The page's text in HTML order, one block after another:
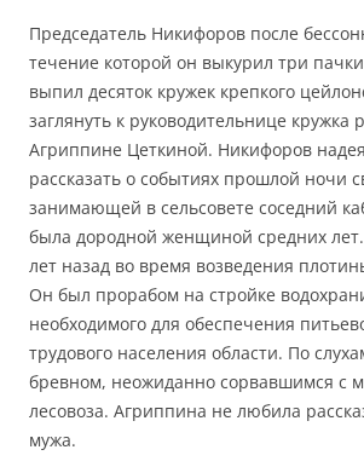
Председатель Никифоров после
течение которой он выкурил три
выпил десяток кружек крепкого
заглянуть к руководительнице кружка
Агриппине Цеткиной. Никифоров
рассказать о событиях прошлой ночи
занимающей в сельсовете соседний
была дородной женщиной средних
лет назад во время возведения
Он был прорабом на стройке
необходимого для обеспечения
трудового населения области. По
бревном, неожиданно сорвавшимся с
лесовоза. Агриппина не любила
мужа.